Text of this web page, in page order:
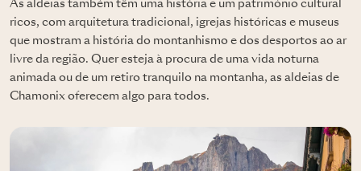
As aldeias também têm uma história e um património cultural
ricos, com arquitetura tradicional, igrejas históricas e museus
que mostram a história do montanhismo e dos desportos ao ar
livre da região. Quer esteja à procura de uma vida noturna
animada ou de um retiro tranquilo na montanha, as aldeias de
Chamonix oferecem algo para todos.